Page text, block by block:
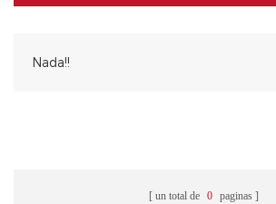
Nada!!
un total de 0 paginas